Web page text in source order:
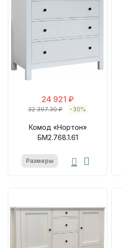
24 921 ₽
32 397.30 ₽ -30%
Комод «Нортон»
БМ2.768.1.61
Размеры